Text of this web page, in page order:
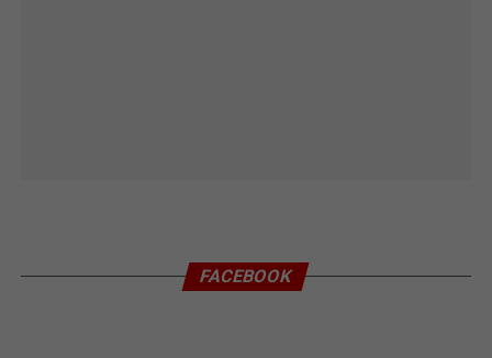
FACEBOOK